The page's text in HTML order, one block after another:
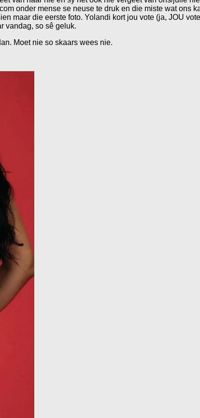
onder mense se neuse te druk en die miste wat ons
maar die eerste foto. Yolandi kort jou vote (ja, JOU
vandag, so sê geluk.
Moet nie so skaars wees nie.